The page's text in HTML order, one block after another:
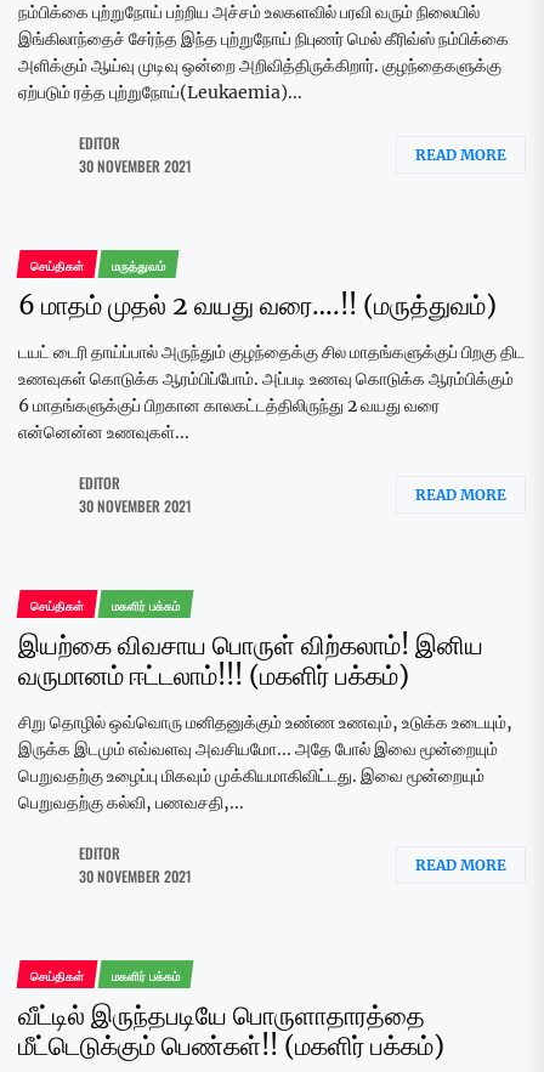
நம்பிக்கை புற்றுநோய் பற்றிய அச்சம் உலகளவில் பரவி வரும் நிலையில்
இங்கிலாந்தைச் சேர்ந்த இந்த புற்றுநோய் நிபுணர் மெல் கீரிவ்ஸ் நம்பிக்கை
அளிக்கும் ஆய்வு முடிவு ஒன்றை அறிவித்திருக்கிறார். குழந்தைகளுக்கு
ஏற்படும் ரத்த புற்றுநோய்(Leukaemia)...
EDITOR
30 NOVEMBER 2021
READ MORE
செய்திகள் மருத்துவம்
6 மாதம் முதல் 2 வயது வரை….!! (மருத்துவம்)
டயட் டைரி தாய்ப்பால் அருந்தும் குழந்தைக்கு சில மாதங்களுக்குப் பிறகு திட
உணவுகள் கொடுக்க ஆரம்பிப்போம். அப்படி உணவு கொடுக்க ஆரம்பிக்கும்
6 மாதங்களுக்குப் பிறகான காலகட்டத்திலிருந்து 2 வயது வரை
என்னென்ன உணவுகள்...
EDITOR
30 NOVEMBER 2021
READ MORE
செய்திகள் மகளிர் பக்கம்
இயற்கை விவசாய பொருள் விற்கலாம்! இனிய
வருமானம் ஈட்டலாம்!!! (மகளிர் பக்கம்)
சிறு தொழில் ஒவ்வொரு மனிதனுக்கும் உண்ண உணவும், உடுக்க உடையும்,
இருக்க இடமும் எவ்வளவு அவசியமோ... அதே போல் இவை மூன்றையும்
பெறுவதற்கு உழைப்பு மிகவும் முக்கியமாகிவிட்டது. இவை மூன்றையும்
பெறுவதற்கு கல்வி, பணவசதி,...
EDITOR
30 NOVEMBER 2021
READ MORE
செய்திகள் மகளிர் பக்கம்
வீட்டில் இருந்தபடியே பொருளாதாரத்தை
மீட்டெடுக்கும் பெண்கள்!! (மகளிர் பக்கம்)